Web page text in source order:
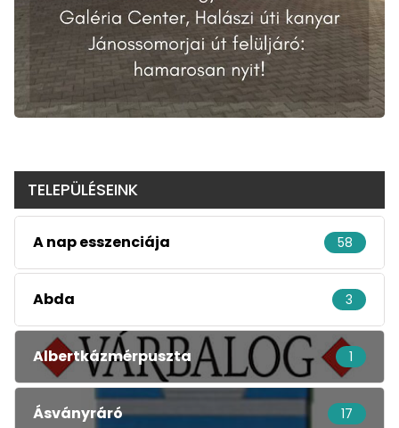
TELEPÜLÉSEINK
A nap esszenciája 58
Abda 3
Albertkázmérpuszta 1
Ásványráró 17